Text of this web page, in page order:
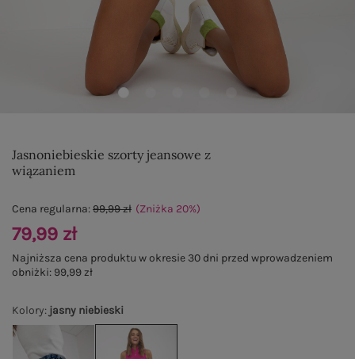
Jasnoniebieskie szorty jeansowe z
wiązaniem
Kolory: jasny niebieski
Cena regularna:99,99 zł (Zniżka 20%)
79,99 zł
Najniższa cena produktu w okresie 30 dni przed wprowadzeniem
obniżki: 99,99 zł